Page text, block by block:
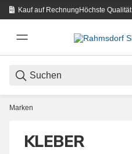
Kauf auf RechnungHöchste Qualität
Marken
KLEBER